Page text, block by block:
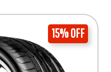
15% OFF